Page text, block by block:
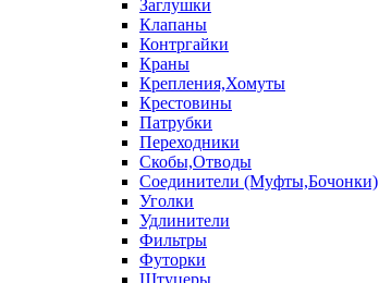
Заглушки
Клапаны
Контргайки
Краны
Крепления,Хомуты
Крестовины
Патрубки
Переходники
Скобы,Отводы
Соединители (Муфты,Бочонки)
Уголки
Удлинители
Фильтры
Футорки
Штуцеры